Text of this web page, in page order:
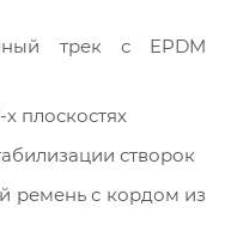
плоскостях
створок